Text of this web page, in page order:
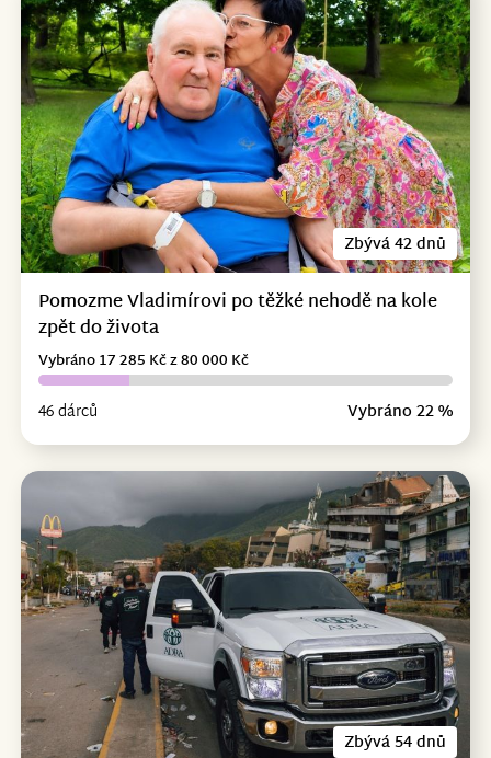
Zbývá 42 dnů
Pomozme Vladimírovi po těžké nehodě na kole
zpět do života
46 dárců Vybráno 22 %
Vybráno 17 285 Kč z 80 000 Kč
Zbývá 54 dnů